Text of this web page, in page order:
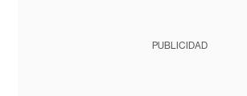
PUBLICIDAD